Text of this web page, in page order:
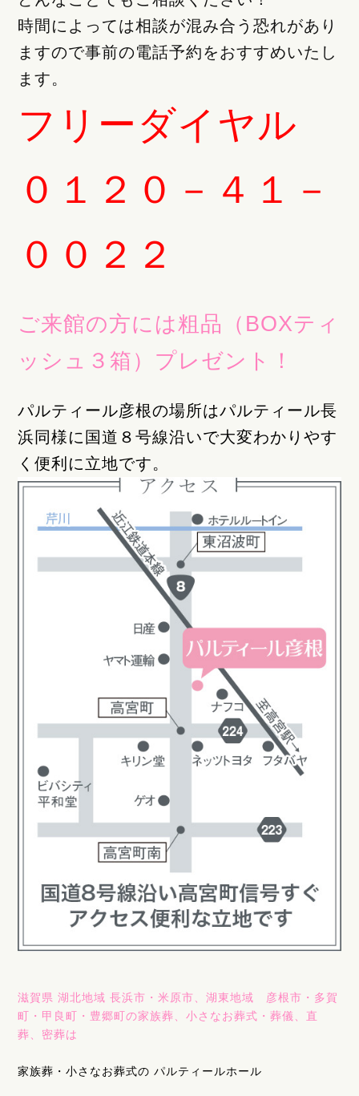
時間によっては相談が混み合う恐れがあり
ますので事前の電話予約をおすすめいたし
ます。
フリーダイヤル
０１２０－４１－
００２２
ご来館の方には粗品（BOXティ
ッシュ３箱）プレゼント！
パルティール彦根の場所はパルティール長
浜同様に国道８号線沿いで大変わかりやす
く便利に立地です。
滋賀県 湖北地域 長浜市・米原市、湖東地域 彦根市・多賀
町・甲良町・豊郷町の家族葬、小さなお葬式・葬儀、直
葬、密葬は
家族葬・小さなお葬式の パルティールホール